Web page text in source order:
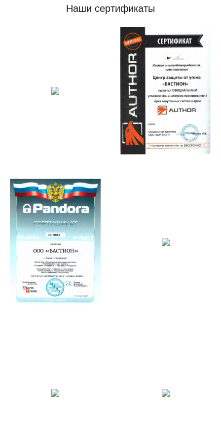
Наши сертификаты